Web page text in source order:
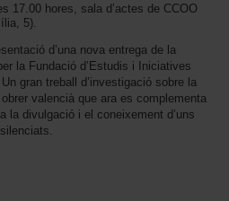
17.00 hores, sala d’actes de CCOO
5).
d’una nova entrega de la
la Fundació d’Estudis i Iniciatives
gran treball d’investigació sobre la
valencià que ara es complementa
la divulgació i el coneixement d’uns